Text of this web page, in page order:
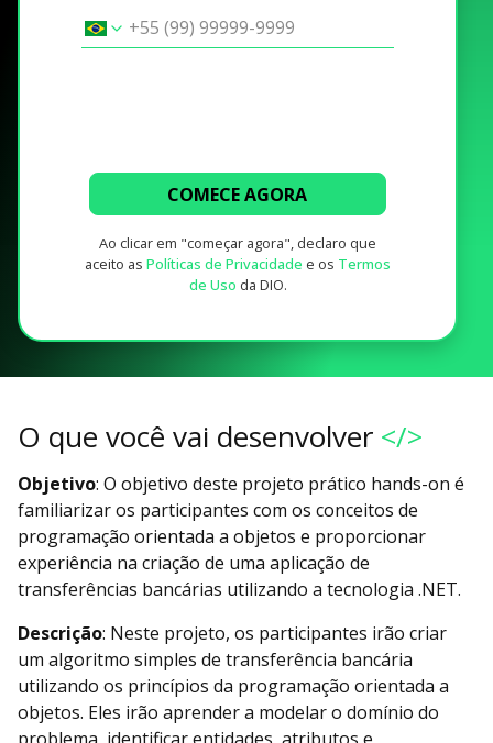
COMECE AGORA
Ao clicar em "começar agora", declaro que
aceito as Políticas de Privacidade e os Termos
de Uso da DIO.
O que você vai desenvolver </>
Objetivo: O objetivo deste projeto prático hands-on é
familiarizar os participantes com os conceitos de
programação orientada a objetos e proporcionar
experiência na criação de uma aplicação de
transferências bancárias utilizando a tecnologia .NET.
Descrição: Neste projeto, os participantes irão criar
um algoritmo simples de transferência bancária
utilizando os princípios da programação orientada a
objetos. Eles irão aprender a modelar o domínio do
problema, identificar entidades, atributos e